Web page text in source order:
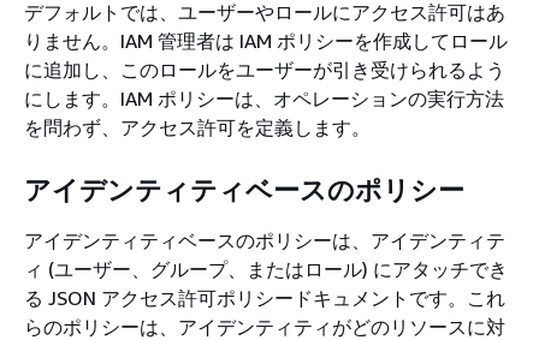
デフォルトでは、ユーザーやロールにアクセス許可はあ
りません。IAM 管理者は IAM ポリシーを作成してロール
に追加し、このロールをユーザーが引き受けられるよう
にします。IAM ポリシーは、オペレーションの実行方法
を問わず、アクセス許可を定義します。
アイデンティティベースのポリシー
アイデンティティベースのポリシーは、アイデンティテ
ィ (ユーザー、グループ、またはロール) にアタッチでき
る JSON アクセス許可ポリシードキュメントです。これ
らのポリシーは、アイデンティティがどのリソースに対